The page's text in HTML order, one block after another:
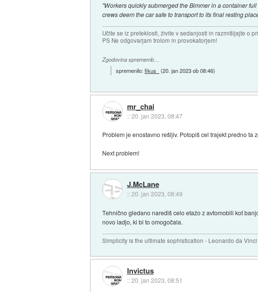
"Workers quickly submerged the Bimmer in a container
crews deem the car safe to transport to its final resting
Učite se iz preteklosti, živite v sedanjosti in razmišljajte o
PS Ne odgovarjam trolom in provokatorjem!
Zgodovina sprememb…
spremenilo:fikus_ (20. jan 2023 ob 08:46)
mr_chai
::20. jan 2023, 08:47
Problem je enostavno rešljiv. Potopiš cel trajekt predno ta
Next problem!
J.McLane
::20. jan 2023, 08:49
Tehnično gledano narediš celo etažo z avtomobili kot
novo ladjo, ki bi to omogočala.
Simplicity is the ultimate sophistication - Leonardo da Vinci
Invictus
::20. jan 2023, 08:51